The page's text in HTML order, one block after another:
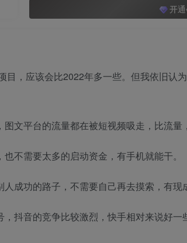
开
，应该会比2022年多一些。但我依旧认
文平台的流量都在被短视频吸走，比流量
不需要太多的启动资金，有手机就能干。
成功的路子，不需要自己再去摸索，有现
抖音的竞争比较激烈，快手相对来说好